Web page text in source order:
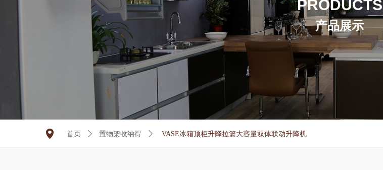
首页 ꄲ 置物架收纳得 ꄲ VASE冰箱顶柜升降拉篮大容量双体联动升降机
넹
PRODUCTS
产品展示